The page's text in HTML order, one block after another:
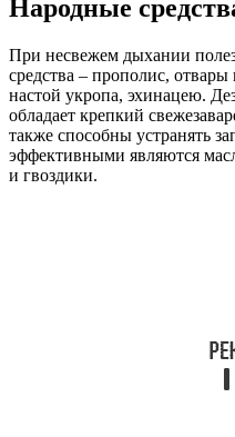
Народные
При несвежем дыхании
средства – прополис,
настой укропа, эхинацею.
обладает крепкий
также способны устранять
эффективными являются
и гвоздики.